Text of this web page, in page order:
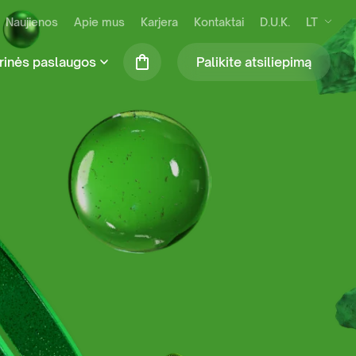
Naujienos Apie mus Karjera Kontaktai D.U.K. LT
susidarančių atliekų išvežimas ir
surinkimas ir tvarkymas
ir komercinių atliekų tvarkymas
administravimo paslauga
komunalinių atliekų tvarkymas
paslaugos
Praustuvių nuoma (tik šiltuoju metų laiku)
Mobiliosios tvoros
Biotualetų skaičiuoklė
Palikite atsiliepimą